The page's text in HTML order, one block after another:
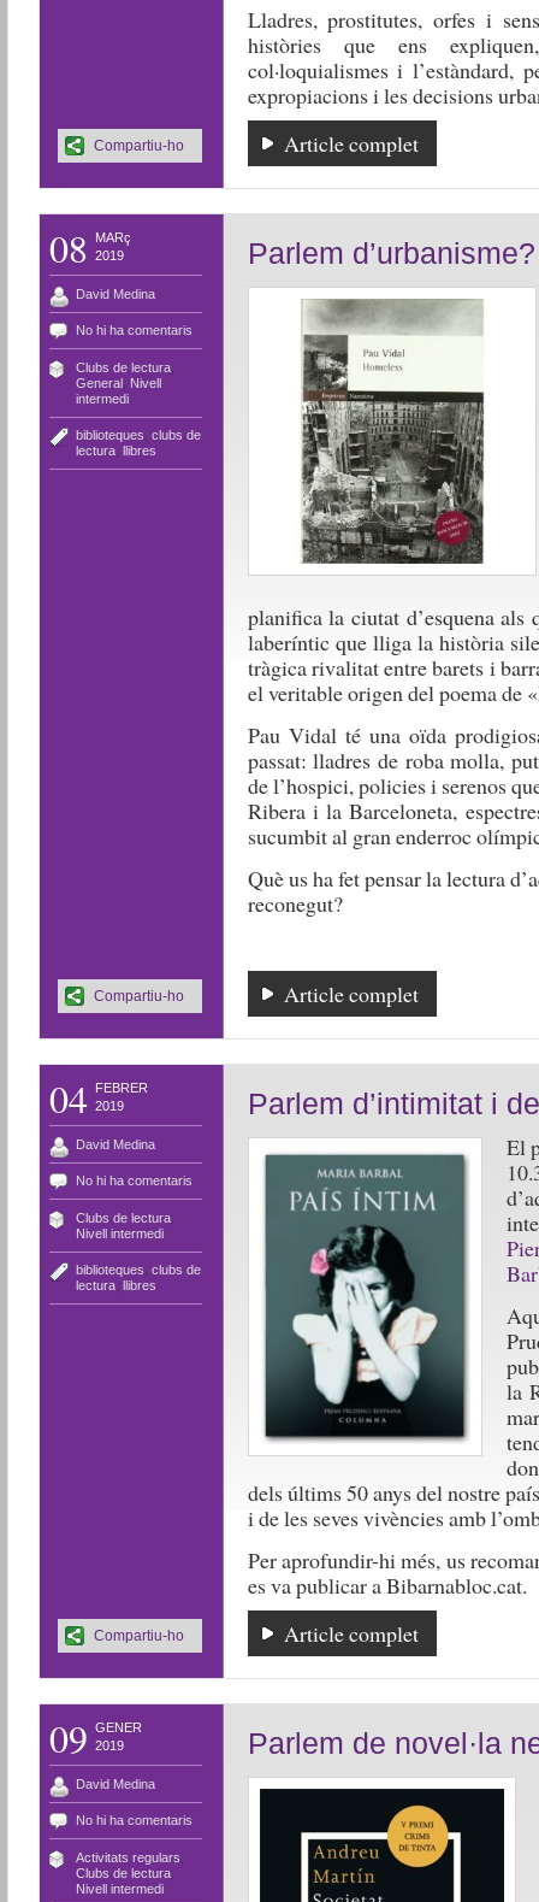
Lladres, prostitutes, orfes i
històries que ens
col·loquialismes i l’estàndard,
expropiacions i les decisions
Article complet
Compartiu-ho
08
MARç
2019
David Medina
No hi ha comentaris
Clubs de lectura,
General, Nivell
intermedi
biblioteques clubs de
lectura, llibres
Parlem d’urbanisme?
planifica la ciutat d’esquena
laberíntic que lliga la història
tràgica rivalitat entre barets i
el veritable origen del poema de
Pau Vidal té una oïda
passat: lladres de roba molla,
de l’hospici, policies i serenos
Ribera i la Barceloneta,
sucumbit al gran enderroc
Què us ha fet pensar la lectura
reconegut?
Article complet
Compartiu-ho
04
FEBRER
2019
David Medina
No hi ha comentaris
Clubs de lectura,
Nivell intermedi
biblioteques clubs de
lectura, llibres
Parlem d’intimitat i
El
la
dels últims 50 anys del nostre
i de les seves vivències amb
Per aprofundir-hi més, us
es va publicar a Bibarnabloc.cat.
Article complet
Compartiu-ho
09 GENER
2019
David Medina
No hi ha comentaris
Activitats regulars
Clubs de lectura,
Nivell intermedi
Parlem de novel·la